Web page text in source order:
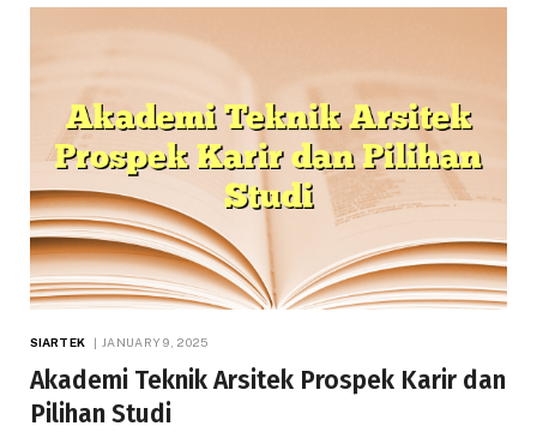
SIARTEK JANUARY 9, 2025
Akademi Teknik Arsitek Prospek Karir dan
Pilihan Studi